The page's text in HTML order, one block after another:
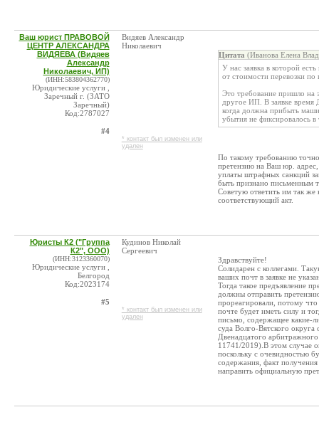
Ваш юрист ПРАВОВОЙ
ЦЕНТР АЛЕКСАНДРА
ВИДЯЕВА (Видяев
Александр
Николаевич, ИП)
(ИНН:583804362770)
Юридические услуги ,
Заречный г. (ЗАТО
Заречный)
Код:2787027
#4
Видяев Александр
Николаевич
* контакт был изменен или
удален
Цитата (Иванова Елена
У нас заявка в которой
от стоимости перевозки
Это требование пришло на
другое ИП. В заявке время
когда должна прибыть
убытия не фиксировалось в
По такому требованию
претензию на Ваш юр. адрес,
уплаты штрафных санкций
быть признано письменным
Советую ответить им так же
соответствующий акт.
Юристы К2 ("Группа
К2", ООО)
(ИНН:3123360070)
Юридические услуги ,
Белгород
Код:2023174
#5
Кудинов Николай
Сергеевич
* контакт был изменен или
удален
Здравствуйте!
Солидарен с коллегами.
ваших почт в заявке не
Тогда такое предъявление
должны отправить
прореагировали, потому что
почте будет иметь силу и
письмо, содержащее какие-
суда Волго-Вятского
Двенадцатого
11741/2019).В этом случае
поскольку с очевидностью
содержания, факт получения
направить официальную